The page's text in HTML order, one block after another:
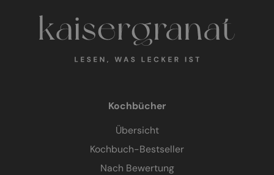
Kochbücher
Übersicht
Kochbuch-Bestseller
Nach Bewertung